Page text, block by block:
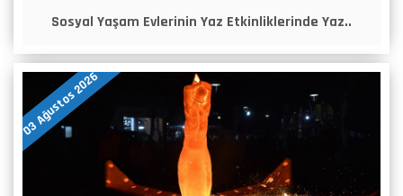
Sosyal Yaşam Evlerinin Yaz Etkinliklerinde Yaz..
03 Ağustos 2026